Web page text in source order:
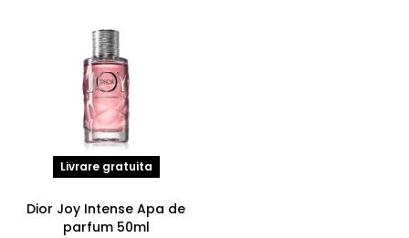
Livrare gratuita
Dior Joy Intense Apa de
parfum 50ml